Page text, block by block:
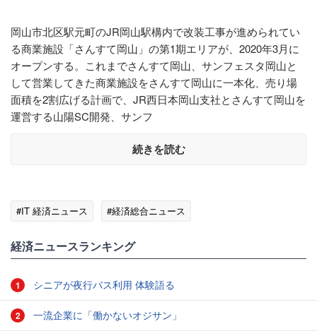
岡山市北区駅元町のJR岡山駅構内で改装工事が進められてい
る商業施設「さんすて岡山」の第1期エリアが、2020年3月に
オープンする。これまでさんすて岡山、サンフェスタ岡山と
して営業してきた商業施設をさんすて岡山に一本化、売り場
面積を2割広げる計画で、JR西日本岡山支社とさんすて岡山を
運営する山陽SC開発、サンフ
続きを読む
#IT 経済ニュース #経済総合ニュース
経済ニュースランキング
1 シニアが夜行バス利用 体験語る
2 一流企業に「働かないオジサン」